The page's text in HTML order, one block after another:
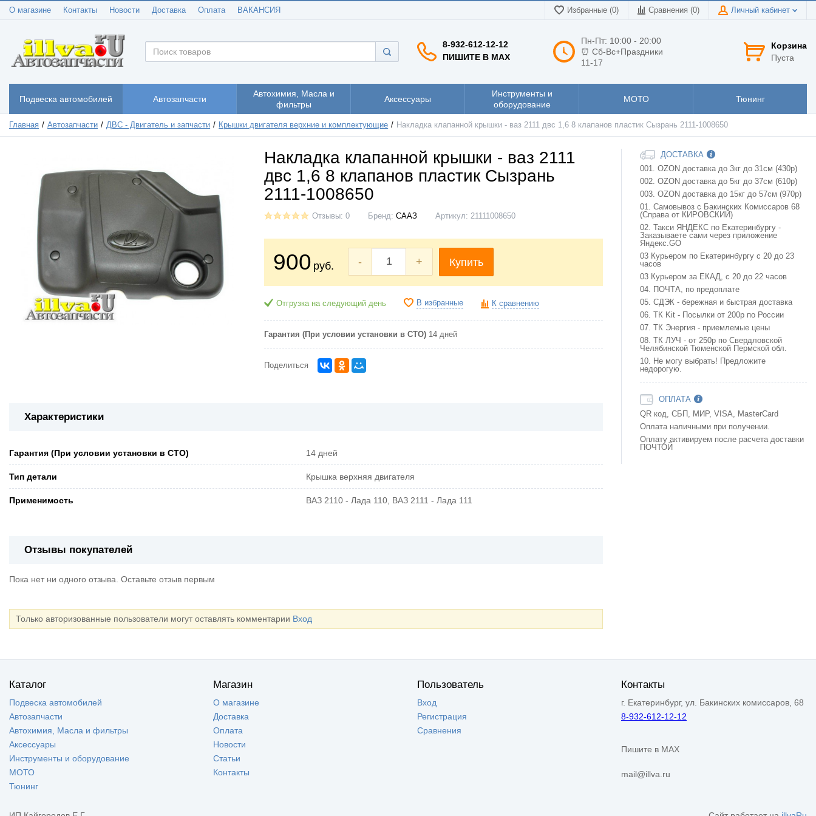
О магазине Контакты Новости Доставка Оплата ВАКАНСИЯ Избранные (0) Сравнения (0) Личный кабинет
8-932-612-12-12
ПИШИТЕ В MAX
Пн-Пт: 10:00 - 20:00
⏰ Сб-Вс+Праздники
11-17
Корзина
Пуста
Подвеска автомобилей Автозапчасти
Автохимия, Масла и
фильтры
Аксессуары
Инструменты и
оборудование
МОТО Тюнинг
Главная Автозапчасти ДВС - Двигатель и запчасти Крышки двигателя верхние и комплектующие Накладка клапанной крышки - ваз 2111 двс 1,6 8 клапанов пластик Сызрань 2111-1008650
Накладка клапанной крышки - ваз 2111
двс 1,6 8 клапанов пластик Сызрань
2111-1008650
Отзывы: 0 Бренд: СААЗ Артикул: 21111008650
900 руб. - + Купить
Отгрузка на следующий день В избранные К сравнению
Гарантия (При условии установки в СТО) 14 дней
Поделиться
Характеристики
Гарантия (При условии установки в СТО) 14 дней
Тип детали Крышка верхняя двигателя
Применимость ВАЗ 2110 - Лада 110, ВАЗ 2111 - Лада 111
Отзывы покупателей
Пока нет ни одного отзыва. Оставьте отзыв первым
Только авторизованные пользователи могут оставлять комментарии Вход
ДОСТАВКА
001. OZON доставка до 3кг до 31см (430р)
002. OZON доставка до 5кг до 37см (610р)
003. OZON доставка до 15кг до 57см (970р)
01. Самовывоз с Бакинских Комиссаров 68
(Справа от КИРОВСКИЙ)
02. Такси ЯНДЕКС по Екатеринбургу -
Заказываете сами через приложение
Яндекс.GO
03 Курьером по Екатеринбургу с 20 до 23
часов
03 Курьером за ЕКАД, с 20 до 22 часов
04. ПОЧТА, по предоплате
05. СДЭК - бережная и быстрая доставка
06. ТК Kit - Посылки от 200р по России
07. ТК Энергия - приемлемые цены
08. ТК ЛУЧ - от 250р по Свердловской
Челябинской Тюменской Пермской обл.
10. Не могу выбрать! Предложите
недорогую.
ОПЛАТА
QR код, СБП, МИР, VISA, MasterCard
Оплата наличными при получении.
Оплату активируем после расчета доставки
ПОЧТОЙ
Каталог
Подвеска автомобилей
Автозапчасти
Автохимия, Масла и фильтры
Аксессуары
Инструменты и оборудование
МОТО
Тюнинг
Магазин
О магазине
Доставка
Оплата
Новости
Статьи
Контакты
Пользователь
Вход
Регистрация
Сравнения
Контакты
г. Екатеринбург, ул. Бакинских комиссаров, 68
8-932-612-12-12
Пишите в MAX
mail@illva.ru